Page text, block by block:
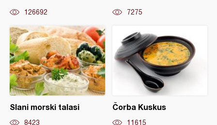
126692 7275
Slani morski talasi
8423
Čorba Kuskus
11615